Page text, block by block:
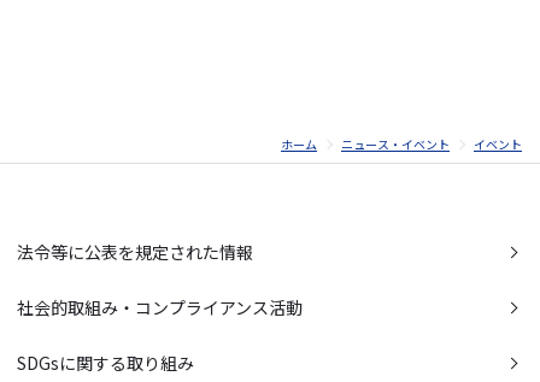
ホーム ニュース・イベント イベント
法令等に公表を規定された情報
社会的取組み・コンプライアンス活動
SDGsに関する取り組み